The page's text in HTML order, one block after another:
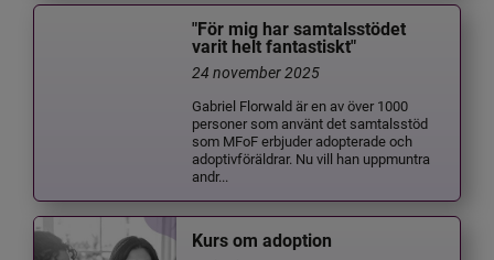
"För mig har samtalsstödet
varit helt fantastiskt"
24 november 2025
Gabriel Florwald är en av över 1000
personer som använt det samtalsstöd
som MFoF erbjuder adopterade och
adoptivföräldrar. Nu vill han uppmuntra
andr...
Kurs om adoption